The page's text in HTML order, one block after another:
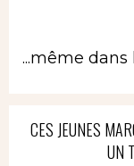
...même
CES JEUNES
UN